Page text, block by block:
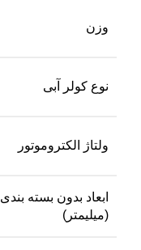
وزن
نوع کولر آبی
ولتاژ الکتروموتور
ابعاد بدون بسته بندی
(میلیمتر)